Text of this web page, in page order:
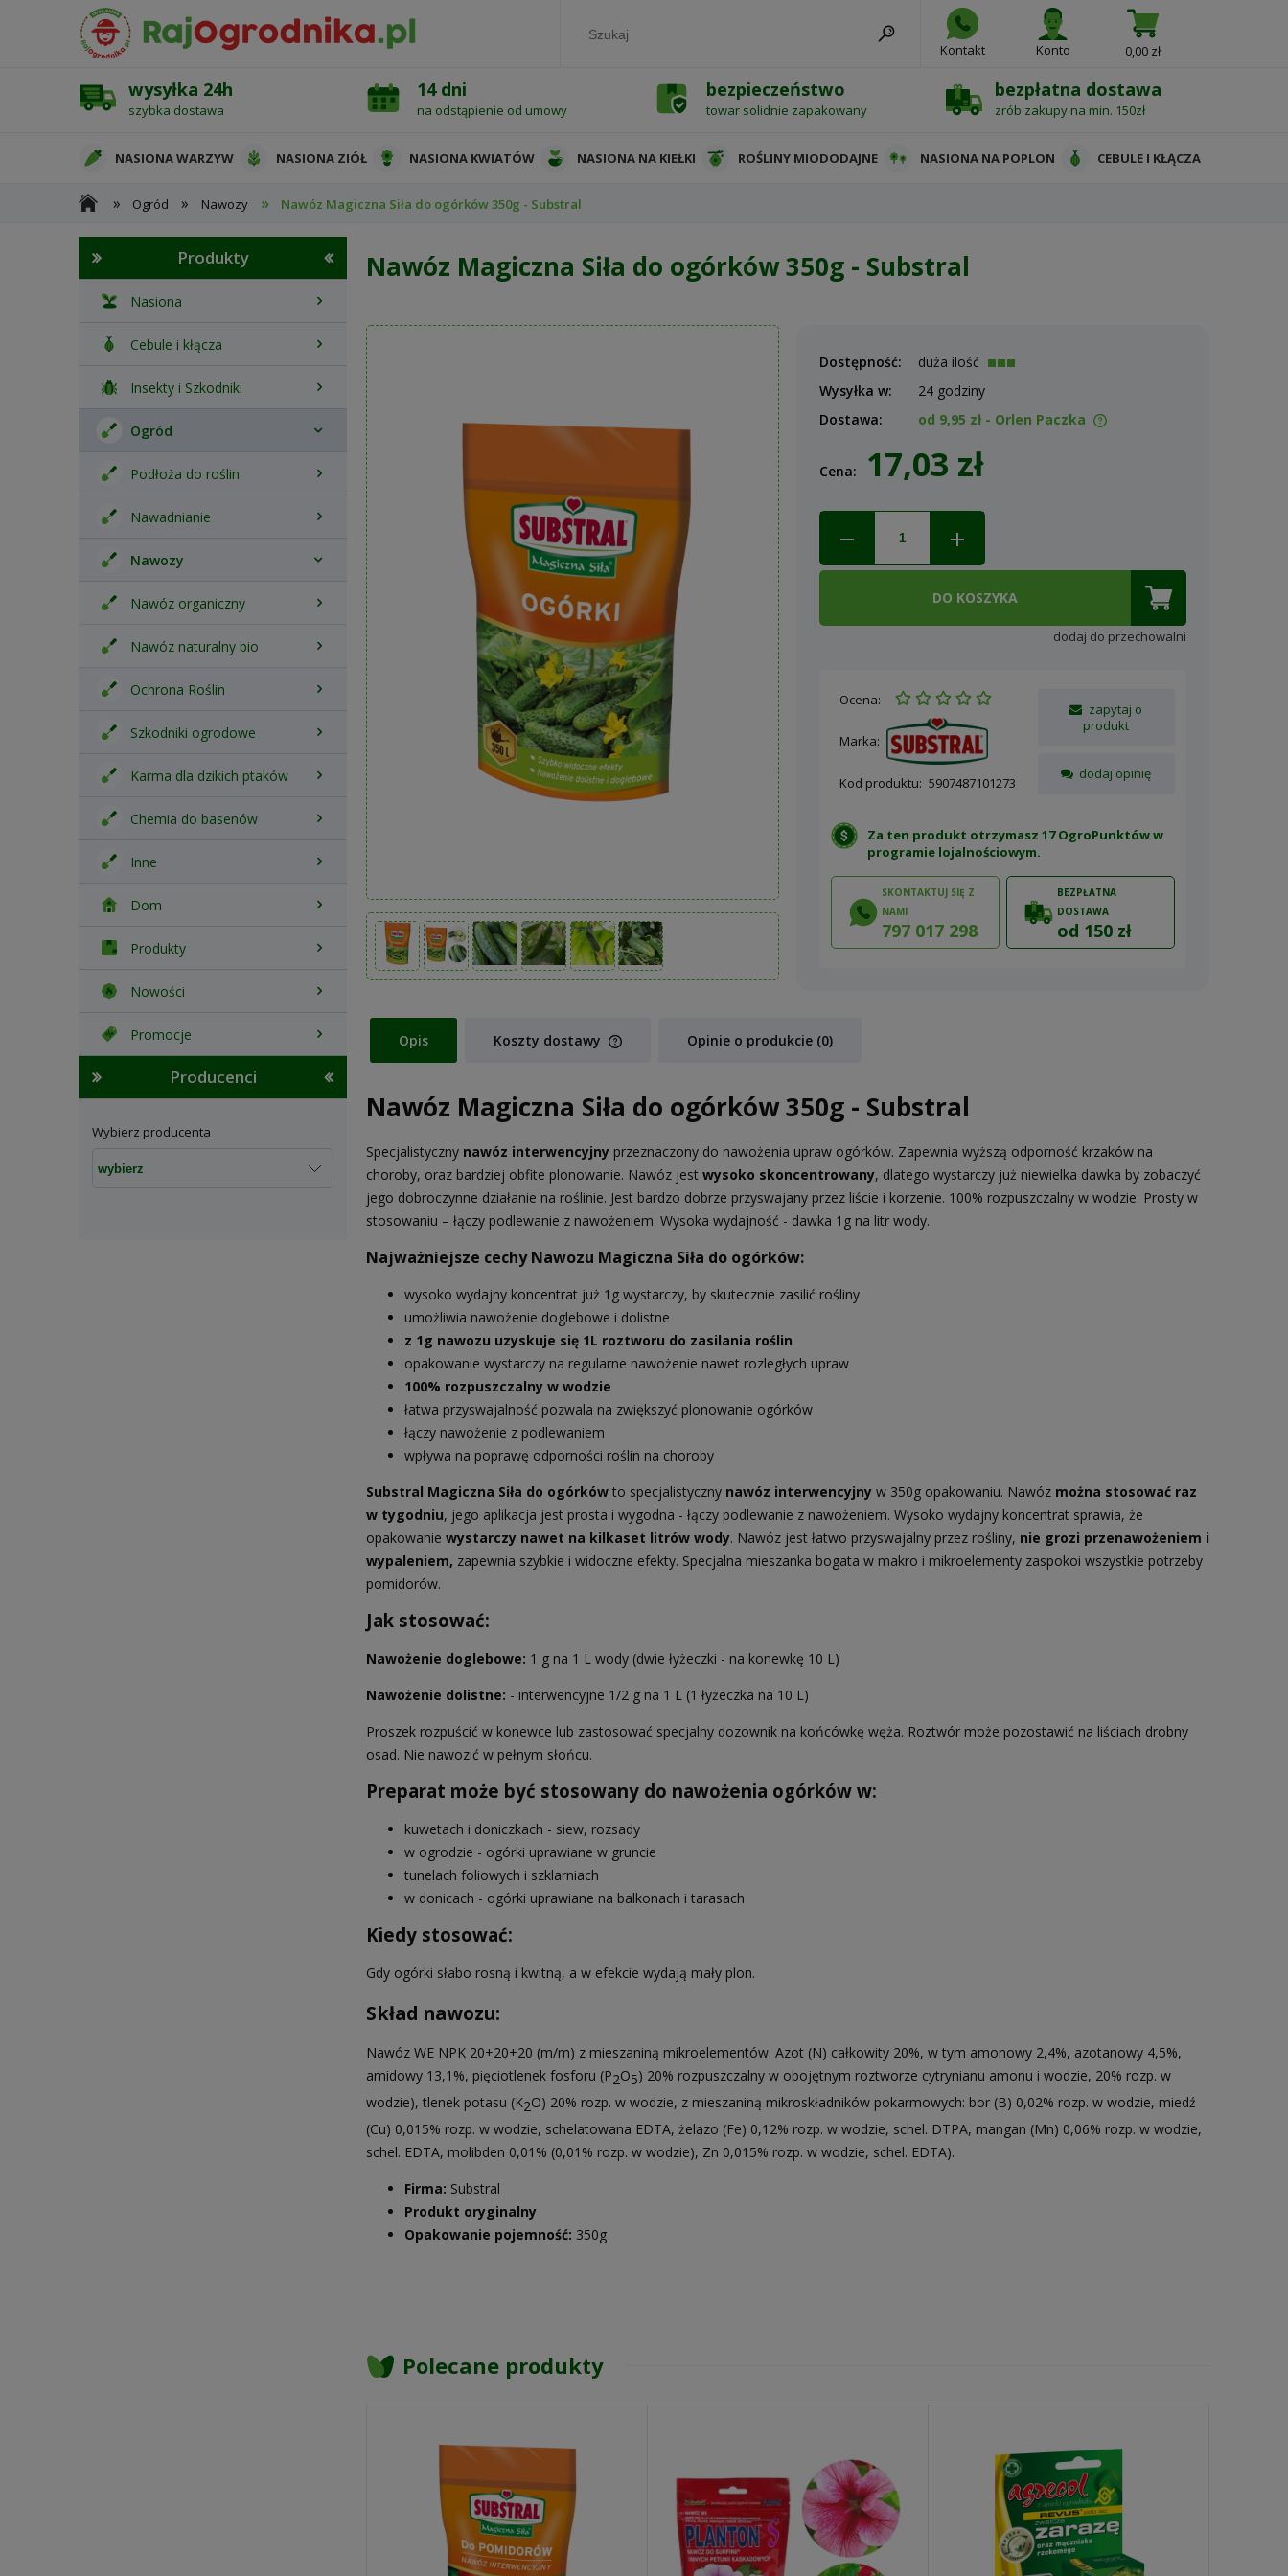
Kontakt Konto 0,00 zł
wysyłka 24h
szybka dostawa
14 dni
na odstąpienie od umowy
bezpieczeństwo
towar solidnie zapakowany
bezpłatna dostawa
zrób zakupy na min. 150zł
NASIONA WARZYW NASIONA ZIÓŁ NASIONA KWIATÓW NASIONA NA KIEŁKI ROŚLINY MIODODAJNE NASIONA NA POPLON CEBULE I KŁĄCZA
OCHRONA ROŚLIN
» Ogród » Nawozy » Nawóz Magiczna Siła do ogórków 350g - Substral
Produkty
Nasiona
Cebule i kłącza
Insekty i Szkodniki
Ogród
Podłoża do roślin
Nawadnianie
Nawozy
Nawóz organiczny
Nawóz naturalny bio
Ochrona Roślin
Szkodniki ogrodowe
Karma dla dzikich ptaków
Chemia do basenów
Inne
Dom
Produkty
Nowości
Promocje
Producenci
Wybierz producenta
Nawóz Magiczna Siła do ogórków 350g - Substral
Dostępność:
duża ilość
Wysyłka w:
24 godziny
Dostawa:
od 9,95 zł - Orlen Paczka
Cena nie zawiera ewentualnych
kosztów płatności
Cena: 17,03 zł
DO KOSZYKA
dodaj do przechowalni
Ocena:
Marka:
Kod produktu: 5907487101273
zapytaj o
produkt
dodaj opinię
Za ten produkt otrzymasz 17 OgroPunktów w
programie lojalnościowym.
SKONTAKTUJ SIĘ Z
NAMI
797 017 298
BEZPŁATNA
DOSTAWA
od 150 zł
Opis Koszty dostawy
płatności
Opinie o produkcie (0)
Nawóz Magiczna Siła do ogórków 350g - Substral
Specjalistyczny nawóz interwencyjny przeznaczony do nawożenia upraw ogórków. Zapewnia wyższą odporność krzaków na
choroby, oraz bardziej obfite plonowanie. Nawóz jest wysoko skoncentrowany, dlatego wystarczy już niewielka dawka by zobaczyć
jego dobroczynne działanie na roślinie. Jest bardzo dobrze przyswajany przez liście i korzenie. 100% rozpuszczalny w wodzie. Prosty w
stosowaniu – łączy podlewanie z nawożeniem. Wysoka wydajność - dawka 1g na litr wody.
Najważniejsze cechy Nawozu Magiczna Siła do ogórków:
wysoko wydajny koncentrat już 1g wystarczy, by skutecznie zasilić rośliny
umożliwia nawożenie doglebowe i dolistne
z 1g nawozu uzyskuje się 1L roztworu do zasilania roślin
opakowanie wystarczy na regularne nawożenie nawet rozległych upraw
100% rozpuszczalny w wodzie
łatwa przyswajalność pozwala na zwiększyć plonowanie ogórków
łączy nawożenie z podlewaniem
wpływa na poprawę odporności roślin na choroby
Substral Magiczna Siła do ogórków to specjalistyczny nawóz interwencyjny w 350g opakowaniu. Nawóz można stosować raz
w tygodniu, jego aplikacja jest prosta i wygodna - łączy podlewanie z nawożeniem. Wysoko wydajny koncentrat sprawia, że
opakowanie wystarczy nawet na kilkaset litrów wody. Nawóz jest łatwo przyswajalny przez rośliny, nie grozi przenawożeniem i
wypaleniem, zapewnia szybkie i widoczne efekty. Specjalna mieszanka bogata w makro i mikroelementy zaspokoi wszystkie potrzeby
pomidorów.
Jak stosować:
Nawożenie doglebowe: 1 g na 1 L wody (dwie łyżeczki - na konewkę 10 L)
Nawożenie dolistne: - interwencyjne 1/2 g na 1 L (1 łyżeczka na 10 L)
Proszek rozpuścić w konewce lub zastosować specjalny dozownik na końcówkę węża. Roztwór może pozostawić na liściach drobny
osad. Nie nawozić w pełnym słońcu.
Preparat może być stosowany do nawożenia ogórków w:
kuwetach i doniczkach - siew, rozsady
w ogrodzie - ogórki uprawiane w gruncie
tunelach foliowych i szklarniach
w donicach - ogórki uprawiane na balkonach i tarasach
Kiedy stosować:
Gdy ogórki słabo rosną i kwitną, a w efekcie wydają mały plon.
Skład nawozu:
Nawóz WE NPK 20+20+20 (m/m) z mieszaniną mikroelementów. Azot (N) całkowity 20%, w tym amonowy 2,4%, azotanowy 4,5%,
amidowy 13,1%, pięciotlenek fosforu (P2O5) 20% rozpuszczalny w obojętnym roztworze cytrynianu amonu i wodzie, 20% rozp. w
wodzie), tlenek potasu (K2O) 20% rozp. w wodzie, z mieszaniną mikroskładników pokarmowych: bor (B) 0,02% rozp. w wodzie, miedź
(Cu) 0,015% rozp. w wodzie, schelatowana EDTA, żelazo (Fe) 0,12% rozp. w wodzie, schel. DTPA, mangan (Mn) 0,06% rozp. w wodzie,
schel. EDTA, molibden 0,01% (0,01% rozp. w wodzie), Zn 0,015% rozp. w wodzie, schel. EDTA).
Firma: Substral
Produkt oryginalny
Opakowanie pojemność: 350g
Polecane produkty